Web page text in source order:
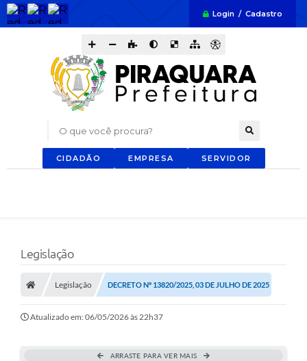
Login / Cadastro
O que você procura?
CIDADÃO EMPRESA SERVIDOR
Legislação
Legislação DECRETO Nº 13820/2025, 03 DE JULHO DE 2025
Atualizado em: 06/05/2026 às 22h37
ARRASTE PARA VER MAIS